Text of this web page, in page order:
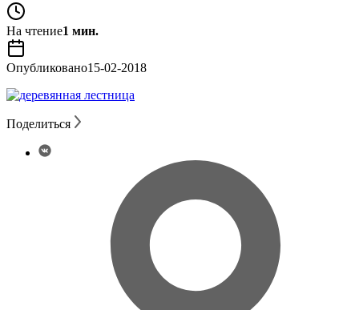
На чтение1 мин.
Опубликовано15-02-2018
Поделиться